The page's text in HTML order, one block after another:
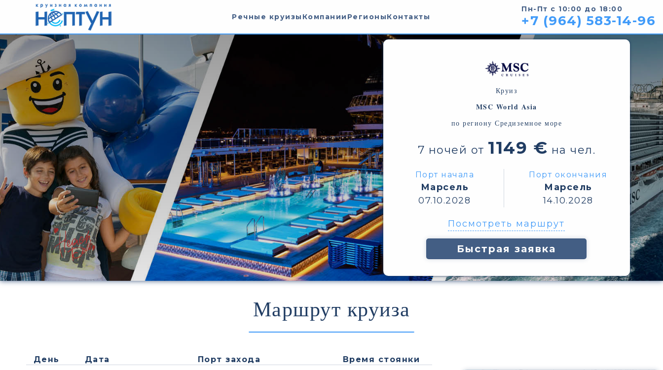
Речные круизы Компании РегионыКонтакты
Пн-Пт с 10:00 до 18:00
+7 (964) 583-14-96
Круиз
MSC World Asia
по региону Средиземное море
7 ночей от 1149 € на чел.
Порт начала
Марсель
07.10.2028
Порт окончания
Марсель
14.10.2028
Посмотреть маршрут
Быстрая заявка
Маршрут круиза
День Дата Порт захода Время стоянки